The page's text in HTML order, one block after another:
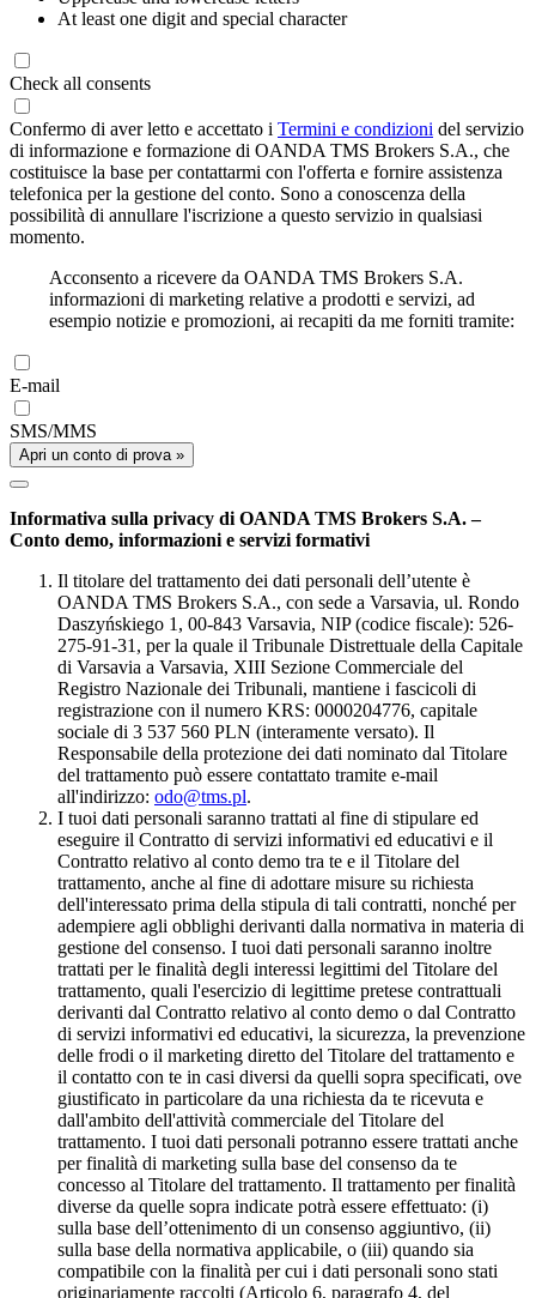
At least one digit and special character
Check all consents
Confermo di aver letto e accettato i Termini e condizioni del servizio
di informazione e formazione di OANDA TMS Brokers S.A., che
costituisce la base per contattarmi con l'offerta e fornire assistenza
telefonica per la gestione del conto. Sono a conoscenza della
possibilità di annullare l'iscrizione a questo servizio in qualsiasi
momento.
Acconsento a ricevere da OANDA TMS Brokers S.A.
informazioni di marketing relative a prodotti e servizi, ad
esempio notizie e promozioni, ai recapiti da me forniti tramite:
E-mail
SMS/MMS
Apri un conto di prova »
Informativa sulla privacy di OANDA TMS Brokers S.A. –
Conto demo, informazioni e servizi formativi
Il titolare del trattamento dei dati personali dell’utente è
OANDA TMS Brokers S.A., con sede a Varsavia, ul. Rondo
Daszyńskiego 1, 00-843 Varsavia, NIP (codice fiscale): 526-
275-91-31, per la quale il Tribunale Distrettuale della Capitale
di Varsavia a Varsavia, XIII Sezione Commerciale del
Registro Nazionale dei Tribunali, mantiene i fascicoli di
registrazione con il numero KRS: 0000204776, capitale
sociale di 3 537 560 PLN (interamente versato). Il
Responsabile della protezione dei dati nominato dal Titolare
del trattamento può essere contattato tramite e-mail
all'indirizzo: odo@tms.pl.
I tuoi dati personali saranno trattati al fine di stipulare ed
eseguire il Contratto di servizi informativi ed educativi e il
Contratto relativo al conto demo tra te e il Titolare del
trattamento, anche al fine di adottare misure su richiesta
dell'interessato prima della stipula di tali contratti, nonché per
adempiere agli obblighi derivanti dalla normativa in materia di
gestione del consenso. I tuoi dati personali saranno inoltre
trattati per le finalità degli interessi legittimi del Titolare del
trattamento, quali l'esercizio di legittime pretese contrattuali
derivanti dal Contratto relativo al conto demo o dal Contratto
di servizi informativi ed educativi, la sicurezza, la prevenzione
delle frodi o il marketing diretto del Titolare del trattamento e
il contatto con te in casi diversi da quelli sopra specificati, ove
giustificato in particolare da una richiesta da te ricevuta e
dall'ambito dell'attività commerciale del Titolare del
trattamento. I tuoi dati personali potranno essere trattati anche
per finalità di marketing sulla base del consenso da te
concesso al Titolare del trattamento. Il trattamento per finalità
diverse da quelle sopra indicate potrà essere effettuato: (i)
sulla base dell’ottenimento di un consenso aggiuntivo, (ii)
sulla base della normativa applicabile, o (iii) quando sia
compatibile con la finalità per cui i dati personali sono stati
originariamente raccolti (Articolo 6, paragrafo 4, del